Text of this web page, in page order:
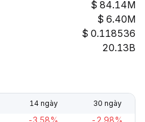
84.14M
6.40M
0.118536
20.13B
14 ngày 30 ngày
-3.58% -2.98%